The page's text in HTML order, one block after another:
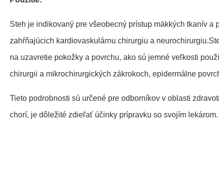
Steh je indikovaný pre všeobecný prístup mäkkých tkanív a
zahŕňajúcich kardiovaskulárnu chirurgiu a
na uzavretie pokožky a povrchu, ako sú jemné veľkosti
chirurgii a mikrochirurgických zákrokoch, epidermálne
Tieto podrobnosti sú určené pre odborníkov v oblasti
chorí, je dôležité zdieľať účinky prípravku so svojím lekárom.